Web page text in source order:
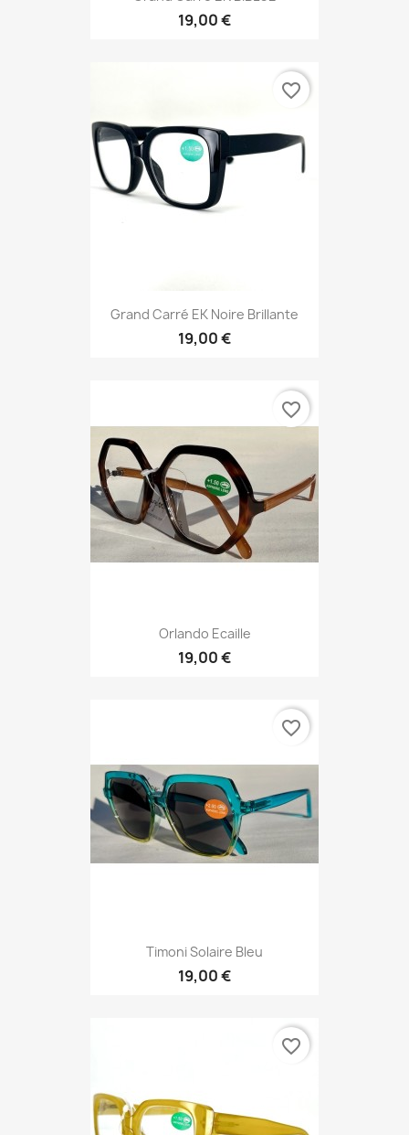
19,00 €
Grand Carré EK Noire Brillante
19,00 €
favorite_border
Orlando Ecaille
19,00 €
favorite_border
Timoni Solaire Bleu
19,00 €
favorite_border
favorite_border